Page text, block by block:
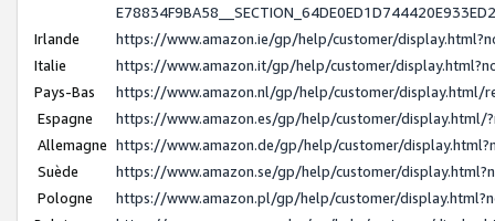
Irlande
https://www.amazon.ie/gp/help/customer/
Italie
https://www.amazon.it/gp/help/customer/
Pays-Bas
https://www.amazon.nl/gp/help/customer/display.html/
Espagne
https://www.amazon.es/gp/help/customer/display.html/
Allemagne https://www.amazon.de/gp/help/customer/
Suède
https://www.amazon.se/gp/help/customer/
Pologne
https://www.amazon.pl/gp/help/customer/